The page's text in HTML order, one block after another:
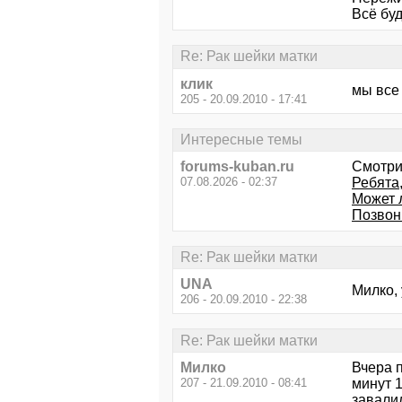
Всё
Re: Рак шейки матки
клик
205 - 20.09.2010 - 17:41
мы все
Интересные темы
forums-kuban.ru
07.08.2026 - 02:37
Может
Re: Рак шейки матки
UNA
206 - 20.09.2010 - 22:38
Милко,
Re: Рак шейки матки
Милко
207 - 21.09.2010 - 08:41
Вчера
минут